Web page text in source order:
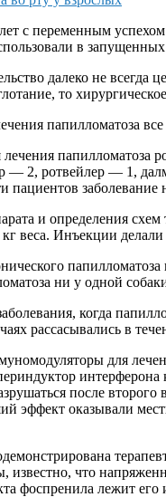
с переменным
в
далеко не
то
папилломатоза
папилломатоза
— 2, ротвейлер — 1,
пациентов заболевание
и определения
веса. Инъекции делали
ни у одной
когда
рассасывались в
для
после второго
эффект оказывали
известно, что
фоспренила лежит